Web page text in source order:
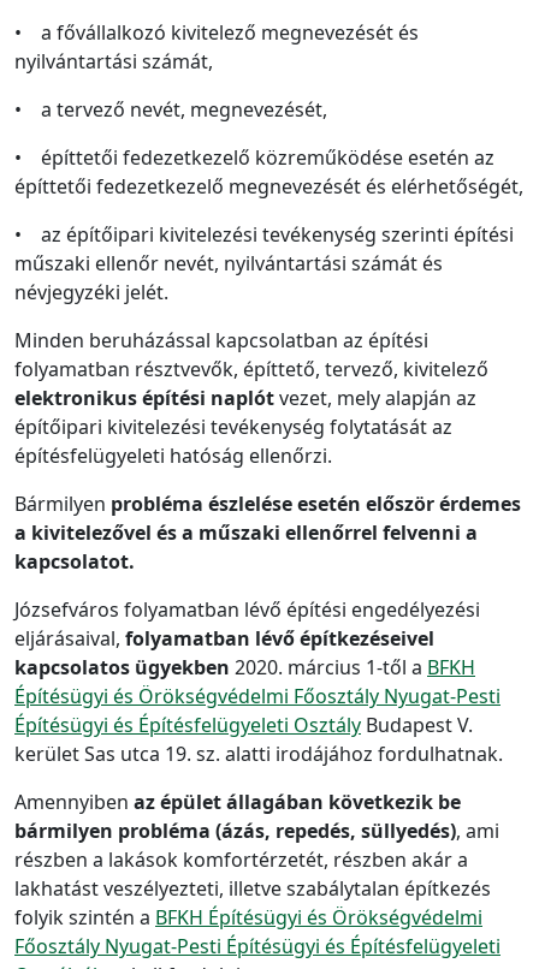
• a fővállalkozó kivitelező megnevezését és
nyilvántartási számát,
• a tervező nevét, megnevezését,
• építtetői fedezetkezelő közreműködése esetén az
építtetői fedezetkezelő megnevezését és elérhetőségét,
• az építőipari kivitelezési tevékenység szerinti építési
műszaki ellenőr nevét, nyilvántartási számát és
névjegyzéki jelét.
Minden beruházással kapcsolatban az építési
folyamatban résztvevők, építtető, tervező, kivitelező
elektronikus építési naplótvezet, mely alapján az
építőipari kivitelezési tevékenység folytatását az
építésfelügyeleti hatóság ellenőrzi.
Bármilyen probléma észlelése esetén először érdemes
a kivitelezővel és a műszaki ellenőrrel felvenni a
kapcsolatot.
Józsefváros folyamatban lévő építési engedélyezési
eljárásaival, folyamatban lévő építkezéseivel
kapcsolatos ügyekben 2020. március 1-től a BFKH
Építésügyi és Örökségvédelmi Főosztály Nyugat-Pesti
Építésügyi és Építésfelügyeleti Osztály Budapest V.
kerület Sas utca 19. sz. alatti irodájához fordulhatnak.
Amennyiben az épület állagában következik be
bármilyen probléma (ázás, repedés, süllyedés), ami
részben a lakások komfortérzetét, részben akár a
lakhatást veszélyezteti, illetve szabálytalan építkezés
folyik szintén a BFKH Építésügyi és Örökségvédelmi
Főosztály Nyugat-Pesti Építésügyi és Építésfelügyeleti